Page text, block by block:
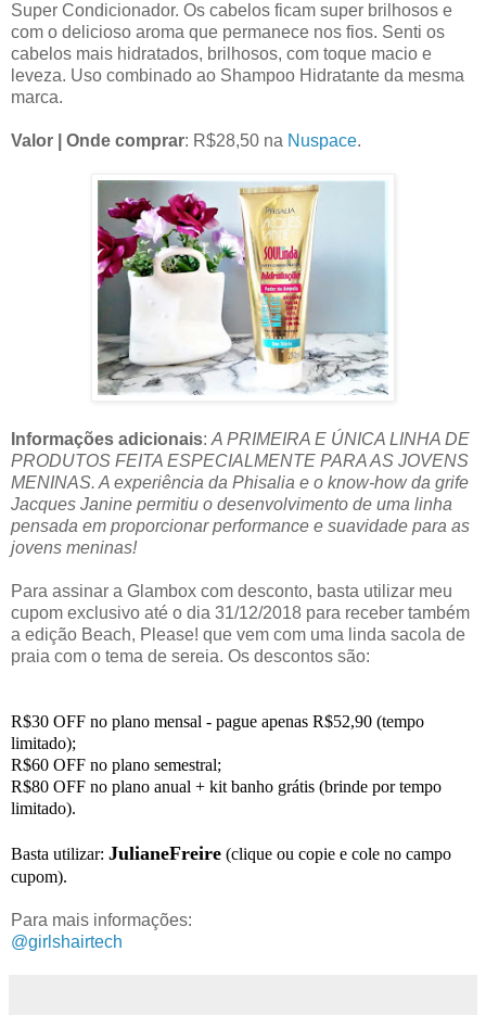
Super Condicionador. Os cabelos ficam super brilhosos e
com o delicioso aroma que permanece nos fios. Senti os
cabelos mais hidratados, brilhosos, com toque macio e
leveza. Uso combinado ao Shampoo Hidratante da mesma
marca.
Valor | Onde comprar: R$28,50 na Nuspace.
Informações adicionais:A PRIMEIRA E ÚNICA LINHA DE
PRODUTOS FEITA ESPECIALMENTE PARA AS JOVENS
MENINAS. A experiência da Phisalia e o know-how da grife
Jacques Janine permitiu o desenvolvimento de uma linha
pensada em proporcionar performance e suavidade para as
jovens meninas!
Para assinar a Glambox com desconto, basta utilizar meu
cupom exclusivo até o dia 31/12/2018 para receber também
a edição Beach, Please! que vem com uma linda sacola de
praia com o tema de sereia. Os descontos são:
R$30 OFF no plano mensal - pague apenas R$52,90 (tempo
limitado);
R$60 OFF no plano semestral;
R$80 OFF no plano anual + kit banho grátis (brinde por tempo
limitado).
Basta utilizar: JulianeFreire (clique ou copie e cole no campo
cupom).
Para mais informações:
@girlshairtech